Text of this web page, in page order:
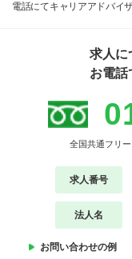
電話にてキャリアアドバイ
求人に
お電話
全国共通フリ
求人番号
法人名
お問い合わせの例